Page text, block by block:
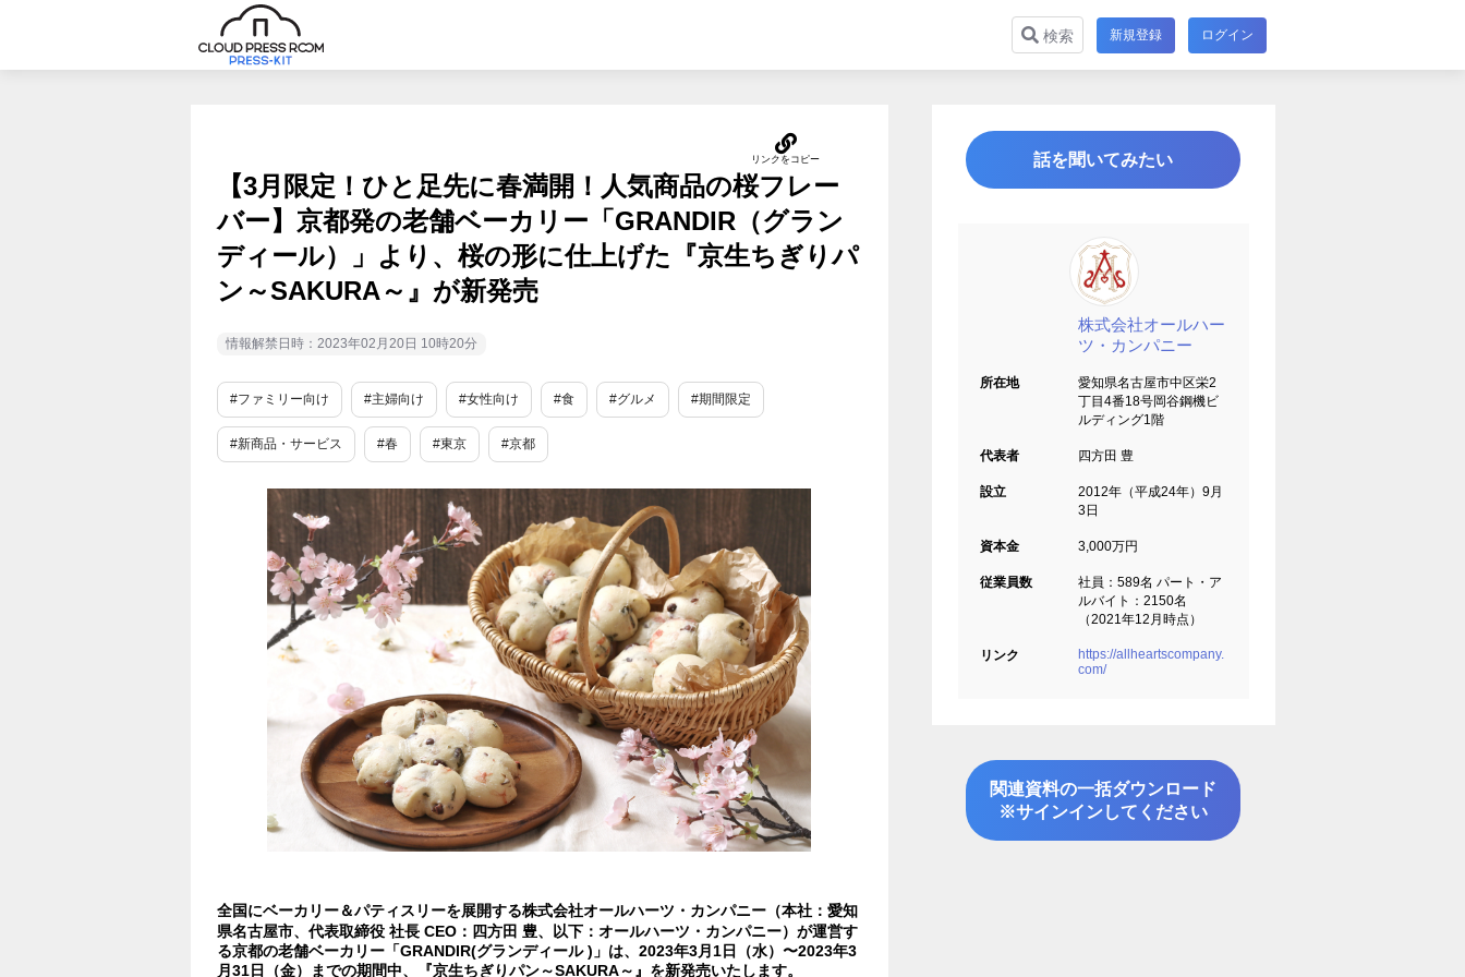
検索 新規登録 ログイン
【3月限定！ひと足先に春満開！人気商品の桜フレー
バー】京都発の老舗ベーカリー「GRANDIR（グラン
ディール）」より、桜の形に仕上げた『京生ちぎりパ
ン～SAKURA～』が新発売
情報解禁日時：2023年02月20日 10時20分
#ファミリー向け #主婦向け #女性向け #食 #グルメ #期間限定
#新商品・サービス #春 #東京 #京都
全国にベーカリー＆パティスリーを展開する株式会社オールハーツ・カンパニー（本社：愛知
県名古屋市、代表取締役 社長 CEO：四方田 豊、以下：オールハーツ・カンパニー）が運営す
る京都の老舗ベーカリー「GRANDIR(グランディール )」は、2023年3月1日（水）〜2023年3
月31日（金）までの期間中、『京生ちぎりパン～SAKURA～』を新発売いたします。
話を聞いてみたい
株式会社オールハー
ツ・カンパニー
所在地
愛知県名古屋市中区栄2
丁目4番18号岡谷鋼機ビ
ルディング1階
代表者 四方田 豊
設立
2012年（平成24年）9月
3日
資本金 3,000万円
従業員数
社員：589名 パート・ア
ルバイト：2150名
（2021年12月時点）
リンク
https://allheartscompany.
com/
関連資料の一括ダウンロード
※サインインしてください